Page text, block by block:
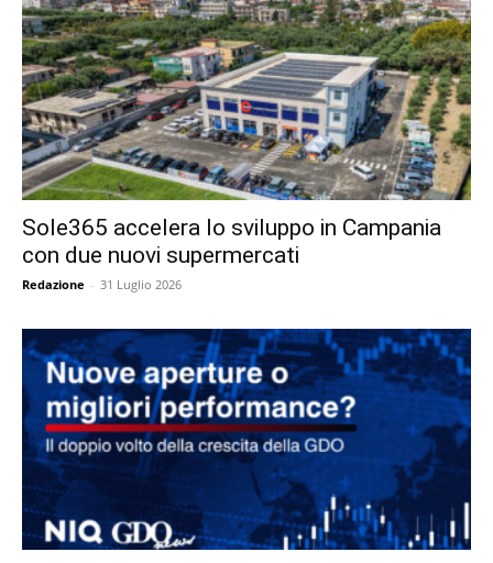
Sole365 accelera lo sviluppo in Campania
con due nuovi supermercati
Redazione - 31 Luglio 2026